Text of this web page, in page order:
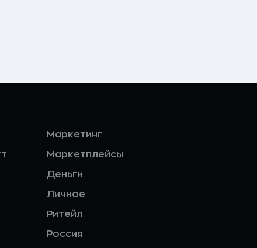
Маркетинг
Маркетплейсы
Деньги
Личное
Ритейл
Россия